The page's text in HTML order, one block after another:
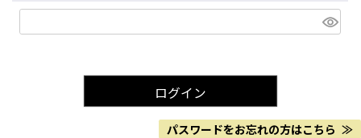
)
須
ログイン
パスワードをお忘れの方はこちら ≫